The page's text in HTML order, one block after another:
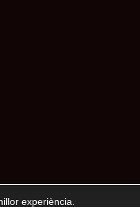
experiència.